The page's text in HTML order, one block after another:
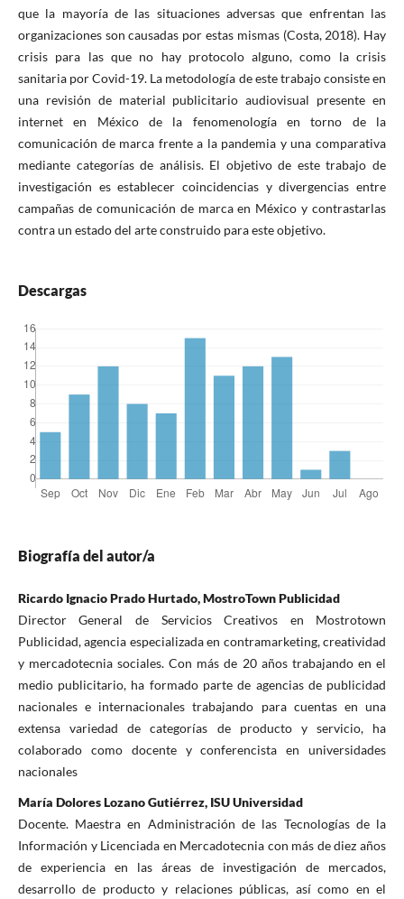
que la mayoría de las situaciones adversas que enfrentan las
organizaciones son causadas por estas mismas (Costa, 2018). Hay
crisis para las que no hay protocolo alguno, como la crisis
sanitaria por Covid-19. La metodología de este trabajo consiste en
una revisión de material publicitario audiovisual presente en
internet en México de la fenomenología en torno de la
comunicación de marca frente a la pandemia y una comparativa
mediante categorías de análisis. El objetivo de este trabajo de
investigación es establecer coincidencias y divergencias entre
campañas de comunicación de marca en México y contrastarlas
contra un estado del arte construido para este objetivo.
Descargas
Biografía del autor/a
Ricardo Ignacio Prado Hurtado, MostroTown Publicidad
Director General de Servicios Creativos en Mostrotown
Publicidad, agencia especializada en contramarketing, creatividad
y mercadotecnia sociales. Con más de 20 años trabajando en el
medio publicitario, ha formado parte de agencias de publicidad
nacionales e internacionales trabajando para cuentas en una
extensa variedad de categorías de producto y servicio, ha
colaborado como docente y conferencista en universidades
nacionales
María Dolores Lozano Gutiérrez, ISU Universidad
Docente. Maestra en Administración de las Tecnologías de la
Información y Licenciada en Mercadotecnia con más de diez años
de experiencia en las áreas de investigación de mercados,
desarrollo de producto y relaciones públicas, así como en el